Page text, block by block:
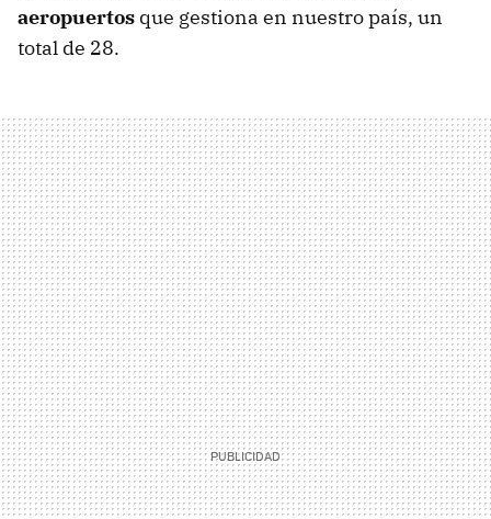
aeropuertos que gestiona en nuestro país, un
total de 28.